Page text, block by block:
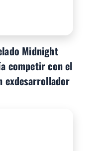
Midnight
competir con el
exdesarrollador